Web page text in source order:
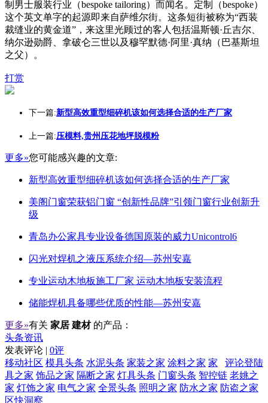
制男士服装行业（bespoke tailoring）而闻名。定制（bespoke）
这个英文单字的起源即来自萨维尔街。这条短街被称为“西装
裁缝业的黄金道”，来这里光顾过的客人包括温斯顿·丘吉尔、
纳尔逊勋爵、拿破仑三世以及穆罕默德·阿里·真纳（巴基斯坦
之父）。
打赏
下一篇:新型高效重型细碎机该如何选择合适的生产厂家
上一篇:压模料,贵州压花地坪脱模粉
更多»您可能感兴趣的文章:
新型高效重型细碎机该如何选择合适的生产厂家
美阁门窗荣获铝门窗 “创新性品牌”引领门窗行业创新升
级
青岛办公家具专业设备德国原装的威力Unicontrol6
闪光对焊机之液压系统介绍—苏州安嘉
专业运动木地板施工厂家 运动木地板安装流程
储能焊机具备哪些优质的性能—苏州安嘉
更多»有关 家居 建材 的产品：
头条资讯
发表评论 | 0评
评论登陆
移动社区 模具头条 水泥头条 家装之家 涂料之家 家
具之家 饰品之家 隔断之家 灯具头条 门窗头条 智控链 老姚之
家 灯饰之家 电气之家 全景头条 照明之家 防水之家 防盗之家
区快洞察